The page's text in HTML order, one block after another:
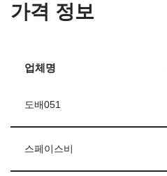
가격 정보
업체명
도배051
스페이스비